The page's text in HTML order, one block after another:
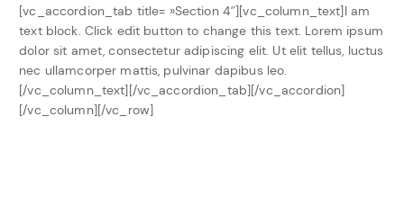
[vc_accordion_tab title= »Section 4″][vc_column_text]I am
text block. Click edit button to change this text. Lorem ipsum
dolor sit amet, consectetur adipiscing elit. Ut elit tellus, luctus
nec ullamcorper mattis, pulvinar dapibus leo.
[/vc_column_text][/vc_accordion_tab][/vc_accordion]
[/vc_column][/vc_row]